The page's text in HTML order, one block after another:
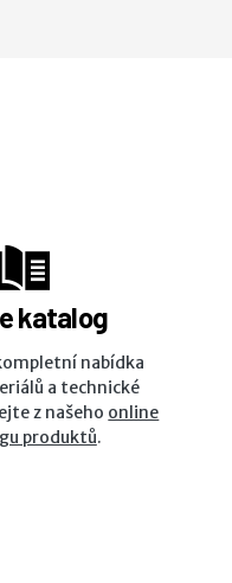
katalog
nabídka
a technické
z našeho online
produktů.